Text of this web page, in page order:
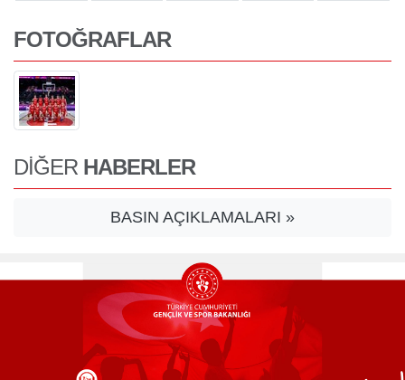
FOTOĞRAFLAR
DİĞER HABERLER
BASIN AÇIKLAMALARI »